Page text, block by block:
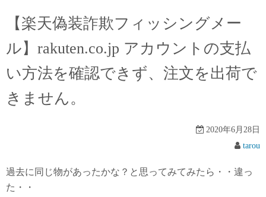
【楽天偽装詐欺フィッシングメー
ル】rakuten.co.jp アカウントの支払
い方法を確認できず、注文を出荷で
きません。
2020年6月28日
tarou
過去に同じ物があったかな？と思ってみてみたら・・違っ
た・・